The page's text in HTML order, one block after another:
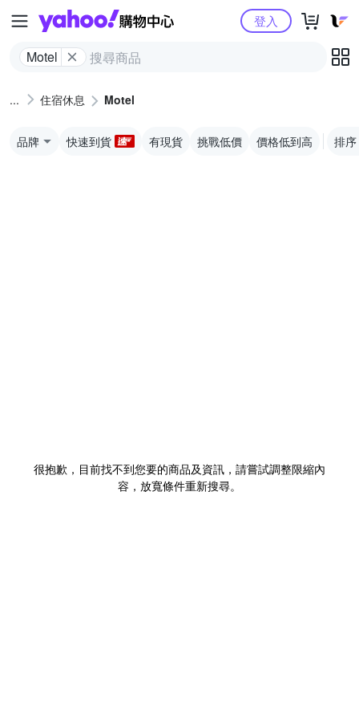
Yahoo購物中心
Motel
登入
住宿休息 Motel
品牌 快速到貨 有現貨 挑戰低價 價格低到高 排序
很抱歉，目前找不到您要的商品及資訊，請嘗試調整限縮內
容，放寬條件重新搜尋。